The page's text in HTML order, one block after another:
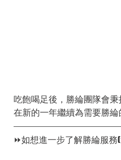
吃飽喝足後，勝綸團隊會秉
在新的一年繼續為需要勝綸
⏩如想進一步了解勝綸服